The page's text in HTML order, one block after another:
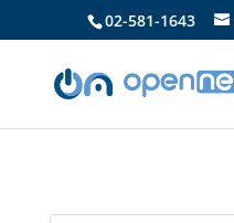
02-581-1643